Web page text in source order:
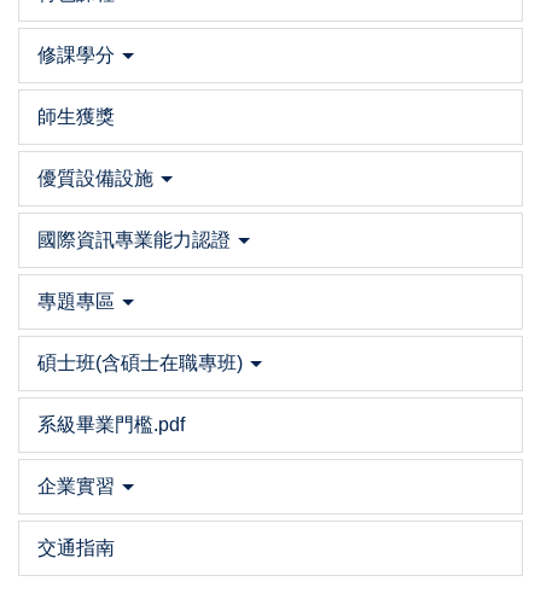
修課學分
師生獲獎
優質設備設施
國際資訊專業能力認證
專題專區
碩士班(含碩士在職專班)
系級畢業門檻.pdf
企業實習
交通指南